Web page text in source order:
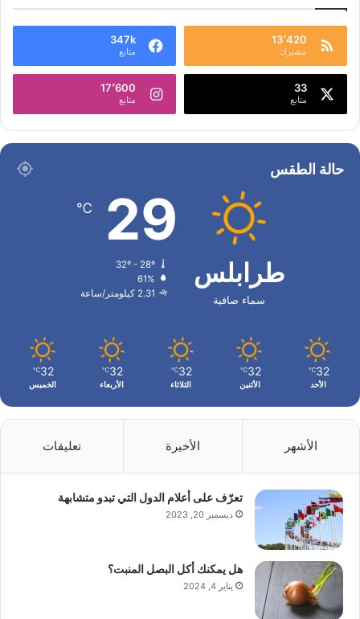
13٬420
مشترك
347k
متابع
33
متابع
17٬600
متابع
حالة الطقس
طرابلس
سماء صافية
29
℃
32º - 28º
61%
2.31 كيلومتر/ساعة
32
℃
الأحد
32
℃
الأثنين
32
℃
الثلاثاء
32
℃
الأربعاء
32
℃
الخميس
الأشهر الأخيرة تعليقات
تعرّف على أعلام الدول التي تبدو متشابهة
ديسمبر 20, 2023
هل يمكنك أكل البصل المنبت؟
يناير 4, 2024